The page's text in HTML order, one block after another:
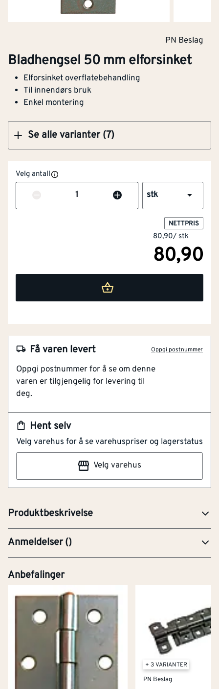
PN Beslag
Bladhengsel 50 mm elforsinket
Elforsinket overflatebehandling
Til innendørs bruk
Enkel montering
Se alle varianter (7)
Klikk og hent
Velg antall
Antall stk
NETTPRIS
80,90/ stk
80,90
Hent selv
Velg varehus for å se varehuspriser og lagerstatus
Velg varehus
Få varen levert Oppgi postnummer
Oppgi postnummer for å se om denne
varen er tilgjengelig for levering til
deg.
Produktbeskrivelse
NOBB
Artikkelnummer 101105607
Elforsinket overflatebehandling
Til innendørs bruk
Enkel montering
Bladhengsel til innebruk. Passer godt til montering av
Anmeldelser()
Anbefalinger
+ 3 VARIANTER
PN Beslag